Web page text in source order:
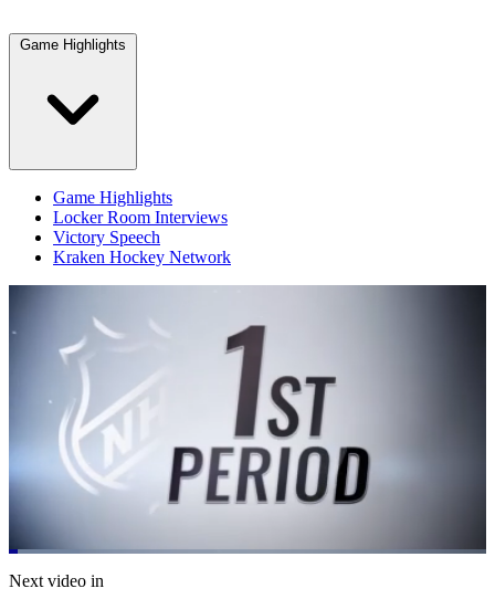
Game Highlights
Game Highlights
Locker Room Interviews
Victory Speech
Kraken Hockey Network
Pause Mute
Loaded:
14.88%
Next video in